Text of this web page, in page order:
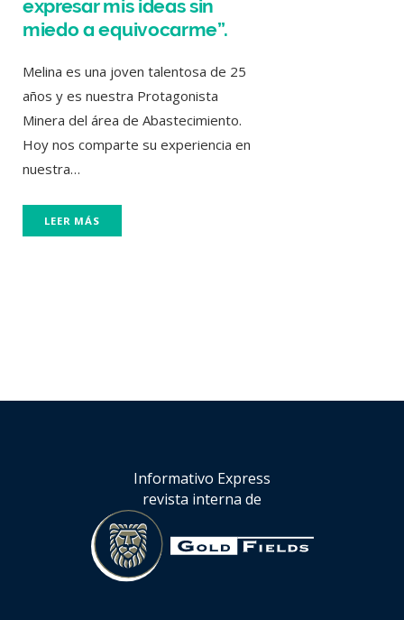
expresar mis ideas sin
miedo a equivocarme”.
Melina es una joven talentosa de 25
años y es nuestra Protagonista
Minera del área de Abastecimiento.
Hoy nos comparte su experiencia en
nuestra…
LEER MÁS
Informativo Express
revista interna de